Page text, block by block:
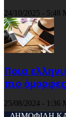
24/10/2025 -
Ποια
πιο
25/08/2024 -